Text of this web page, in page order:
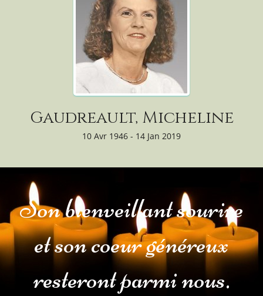
Gaudreault, Micheline
10 Avr 1946 - 14 Jan 2019
Son bienveillant sourire
et son coeur généreux
resteront parmi nous.